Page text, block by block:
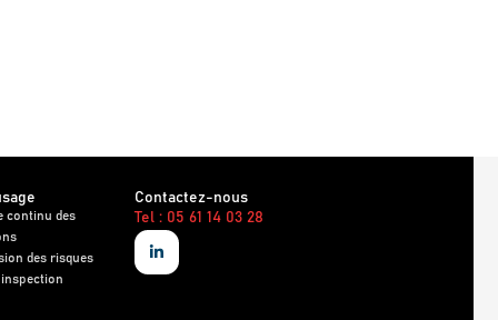
continu des
des risques
Contactez-nous
Tel : 05 61 14 03 28